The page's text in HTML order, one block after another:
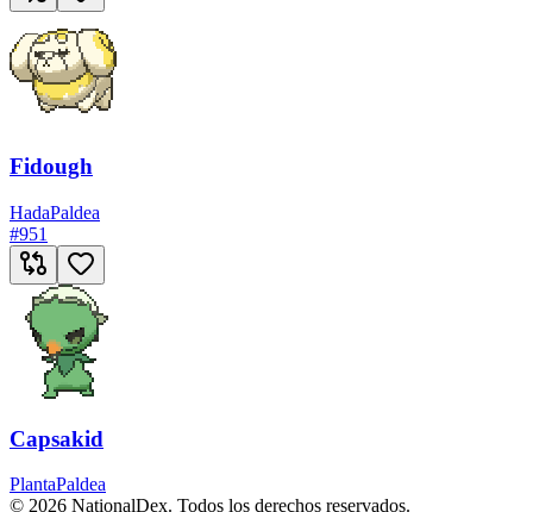
Fidough
HadaPaldea
#951
Capsakid
PlantaPaldea
© 2026 NationalDex. Todos los derechos reservados.